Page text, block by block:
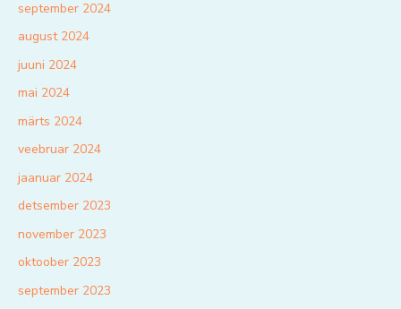
september 2024
august 2024
juuni 2024
mai 2024
märts 2024
veebruar 2024
jaanuar 2024
detsember 2023
november 2023
oktoober 2023
september 2023